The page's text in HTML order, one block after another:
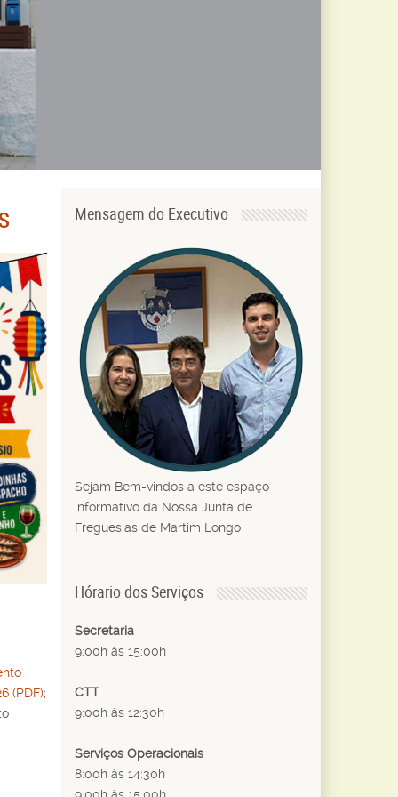
(PDF);
Mensagem do Executivo
Sejam Bem-vindos a este espaço
informativo da Nossa Junta de
Freguesias de Martim Longo
Hórario dos Serviços
Secretaria
9:00h às 15:00h
CTT
9:00h às 12:30h
Serviços Operacionais
8:00h às 14:30h